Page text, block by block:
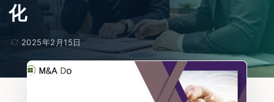
化
2025年2月15日